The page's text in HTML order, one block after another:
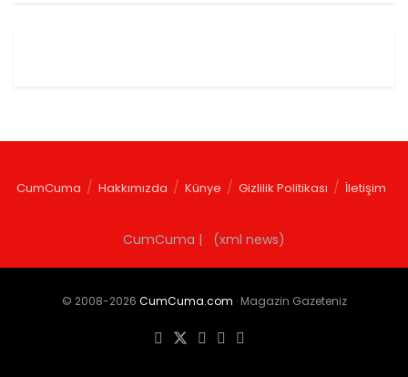
CumCuma Hakkımızda Künye Gizlilik Politikası İletişim
CumCuma | (xml news)
© 2008-2026 CumCuma.com · Magazin Gazeteniz